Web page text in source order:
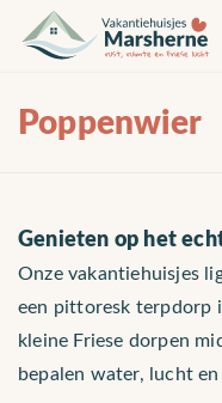
Poppenwier
Genieten op het
Onze vakantiehuisjes
een pittoresk terpdorp
kleine Friese dorpen
bepalen water, lucht